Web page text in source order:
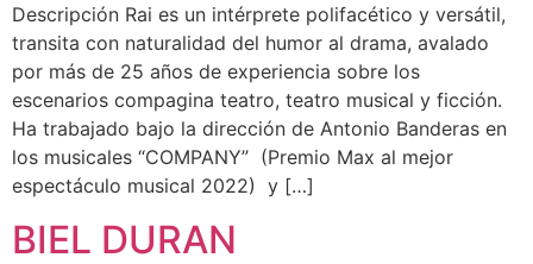
Descripción Rai es un intérprete polifacético y versátil,
transita con naturalidad del humor al drama, avalado
por más de 25 años de experiencia sobre los
escenarios compagina teatro, teatro musical y ficción.
Ha trabajado bajo la dirección de Antonio Banderas en
los musicales “COMPANY” (Premio Max al mejor
espectáculo musical 2022) y […]
BIEL DURAN